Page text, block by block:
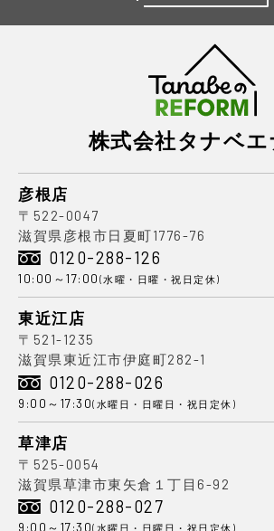
株式会社タナベ
彦根店
〒522-0047
滋賀県彦根市日夏町1776-76
0120-288-126
10:00～17:00 (水曜・日曜・祝日定休)
東近江店
〒521-1235
滋賀県東近江市伊庭町282-1
0120-288-026
9:00～17:30(水曜日・日曜日・祝日定休)
草津店
〒525-0054
滋賀県草津市東矢倉１丁目6-92
0120-288-027
9:00～17:30(水曜日・日曜日・祝日定休)